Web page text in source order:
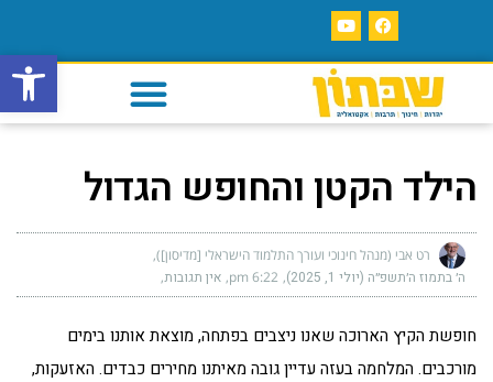
פתח
הילד הקטן והחופש הגדול
רט אבי (מנהל חינוכי ועורך התלמוד הישראלי [מדיסון])
ה׳ בתמוז ה׳תשפ״ה (יולי 1, 2025) 6:22 pm אין תגובות
חופשת הקיץ הארוכה שאנו ניצבים בפתחה, מוצאת אותנו בימים
מורכבים. המלחמה בעזה עדיין גובה מאיתנו מחירים כבדים. האזעקות,